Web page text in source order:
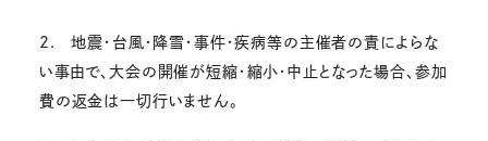
2. 地震・台風・降雪・事件・疾病等の主催者の責によらな
い事由で、大会の開催が短縮・縮小・中止となった場合、参加
費の返金は一切行いません。